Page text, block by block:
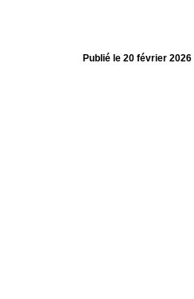
Publié le20 février 2026